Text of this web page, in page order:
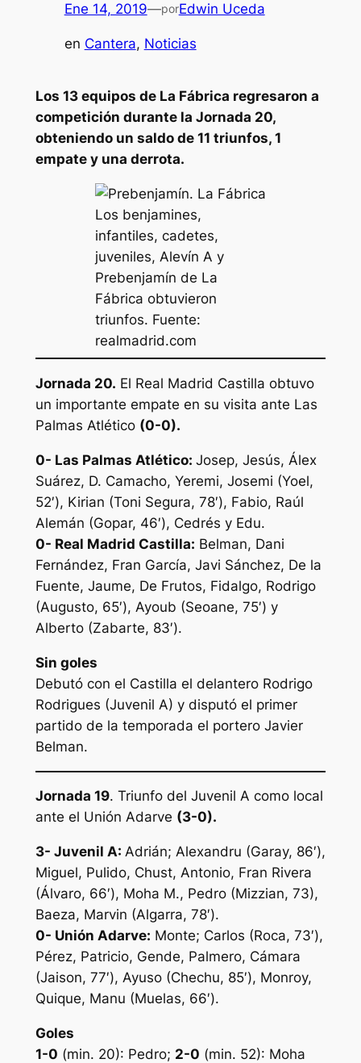
Ene 14, 2019—porEdwin Uceda
en Cantera, Noticias
Los 13 equipos de La Fábrica regresaron a
competición durante la Jornada 20,
obteniendo un saldo de 11 triunfos, 1
empate y una derrota.
Los benjamines,
infantiles, cadetes,
juveniles, Alevín A y
Prebenjamín de La
Fábrica obtuvieron
triunfos. Fuente:
realmadrid.com
Jornada 20. El Real Madrid Castilla obtuvo
un importante empate en su visita ante Las
Palmas Atlético (0-0).
0- Las Palmas Atlético: Josep, Jesús, Álex
Suárez, D. Camacho, Yeremi, Josemi (Yoel,
52′), Kirian (Toni Segura, 78′), Fabio, Raúl
Alemán (Gopar, 46′), Cedrés y Edu.
0- Real Madrid Castilla: Belman, Dani
Fernández, Fran García, Javi Sánchez, De la
Fuente, Jaume, De Frutos, Fidalgo, Rodrigo
(Augusto, 65′), Ayoub (Seoane, 75′) y
Alberto (Zabarte, 83′).
Sin goles
Debutó con el Castilla el delantero Rodrigo
Rodrigues (Juvenil A) y disputó el primer
partido de la temporada el portero Javier
Belman.
Jornada 19. Triunfo del Juvenil A como local
ante el Unión Adarve (3-0).
3- Juvenil A: Adrián; Alexandru (Garay, 86′),
Miguel, Pulido, Chust, Antonio, Fran Rivera
(Álvaro, 66′), Moha M., Pedro (Mizzian, 73),
Baeza, Marvin (Algarra, 78′).
0- Unión Adarve: Monte; Carlos (Roca, 73′),
Pérez, Patricio, Gende, Palmero, Cámara
(Jaison, 77′), Ayuso (Chechu, 85′), Monroy,
Quique, Manu (Muelas, 66′).
Goles
1-0 (min. 20): Pedro; 2-0 (min. 52): Moha